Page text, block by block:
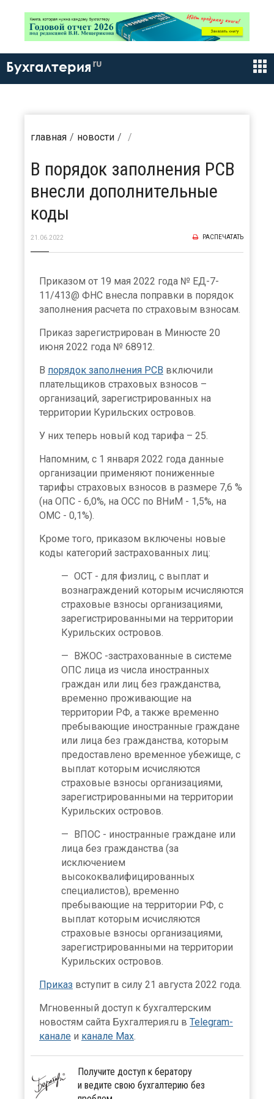
Бухгалтерия ru
главная новости
В порядок заполнения РСВ
внесли дополнительные
коды
21.06.2022 РАСПЕЧАТАТЬ
Приказом от 19 мая 2022 года № ЕД-7-
11/413@ ФНС внесла поправки в порядок
заполнения расчета по страховым взносам.
Приказ зарегистрирован в Минюсте 20
июня 2022 года № 68912.
В порядок заполнения РСВ включили
плательщиков страховых взносов –
организаций, зарегистрированных на
территории Курильских островов.
У них теперь новый код тарифа – 25.
Напомним, с 1 января 2022 года данные
организации применяют пониженные
тарифы страховых взносов в размере 7,6 %
(на ОПС - 6,0%, на ОСС по ВНиМ - 1,5%, на
ОМС - 0,1%).
Кроме того, приказом включены новые
коды категорий застрахованных лиц:
ОСТ - для физлиц, с выплат и
вознаграждений которым исчисляются
страховые взносы организациями,
зарегистрированными на территории
Курильских островов.
ВЖОС -застрахованные в системе
ОПС лица из числа иностранных
граждан или лиц без гражданства,
временно проживающие на
территории РФ, а также временно
пребывающие иностранные граждане
или лица без гражданства, которым
предоставлено временное убежище, с
выплат которым исчисляются
страховые взносы организациями,
зарегистрированными на территории
Курильских островов.
ВПОС - иностранные граждане или
лица без гражданства (за
исключением
высококвалифицированных
специалистов), временно
пребывающие на территории РФ, с
выплат которым исчисляются
страховые взносы организациями,
зарегистрированными на территории
Курильских островов.
Приказ вступит в силу 21 августа 2022 года.
Мгновенный доступ к бухгалтерским
новостям сайта Бухгалтерия.ru в Telegram-
канале и канале Max.
Получите доступ к бератору
и ведите свою бухгалтерию без